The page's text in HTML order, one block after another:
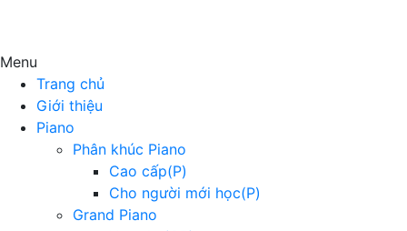
Menu
Trang chủ
Giới thiệu
Piano
Phân khúc Piano
Cao cấp(P)
Cho người mới học(P)
Grand Piano